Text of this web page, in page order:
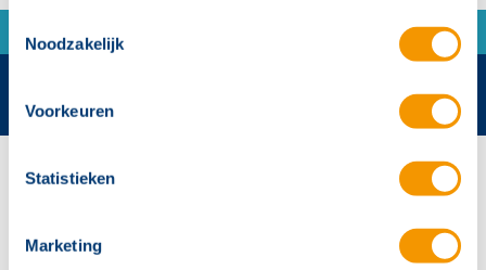
Noodzakelijk
Voorkeuren
Statistieken
Marketing
Contactgegevens
Copernicusstraat 8